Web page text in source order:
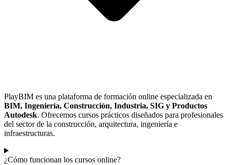
PlayBIM es una plataforma de formación online especializada en
BIM, Ingeniería, Construcción, Industria, SIG y Productos
Autodesk. Ofrecemos cursos prácticos diseñados para profesionales
del sector de la construcción, arquitectura, ingeniería e
infraestructuras.
¿Cómo funcionan los cursos online?